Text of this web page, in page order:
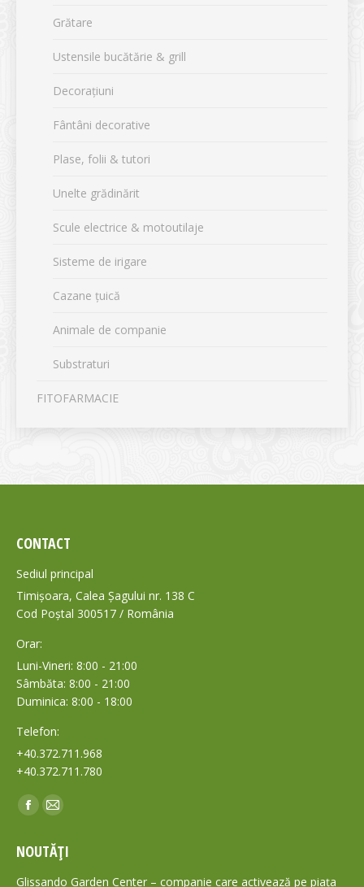
Grătare
Ustensile bucătărie & grill
Decorațiuni
Fântâni decorative
Plase, folii & tutori
Unelte grădinărit
Scule electrice & motoutilaje
Sisteme de irigare
Cazane țuică
Animale de companie
Substraturi
FITOFARMACIE
CONTACT
Sediul principal
Timișoara, Calea Șagului nr. 138 C
Cod Poștal 300517 / România
Orar:
Luni-Vineri: 8:00 - 21:00
Sâmbăta: 8:00 - 21:00
Duminica: 8:00 - 18:00
Telefon:
+40.372.711.968
+40.372.711.780
Find us on:
Facebook
opens
in
Mail
opens
in
NOUTĂȚI
Glissando Garden Center – companie care activează pe piața